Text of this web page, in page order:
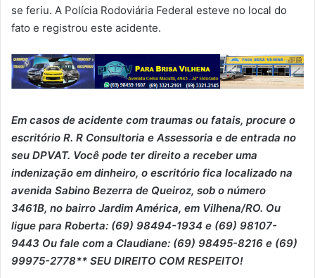
se feriu. A Polícia Rodoviária Federal esteve no local do
fato e registrou este acidente.
Em casos de acidente com traumas ou fatais, procure o
escritório R. R Consultoria e Assessoria e de entrada no
seu DPVAT. Você pode ter direito a receber uma
indenização em dinheiro, o escritório fica localizado na
avenida Sabino Bezerra de Queiroz, sob o número
3461B, no bairro Jardim América, em Vilhena/RO. Ou
ligue para Roberta: (69) 98494-1934 e (69) 98107-
9443 Ou fale com a Claudiane: (69) 98495-8216 e (69)
99975-2778** SEU DIREITO COM RESPEITO!